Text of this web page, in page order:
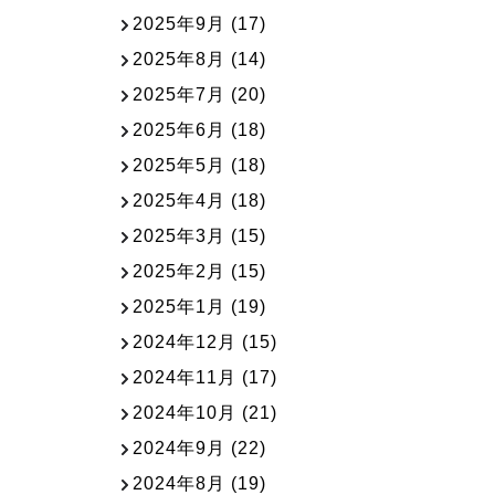
2025年9月 (17)
2025年8月 (14)
2025年7月 (20)
2025年6月 (18)
2025年5月 (18)
2025年4月 (18)
2025年3月 (15)
2025年2月 (15)
2025年1月 (19)
2024年12月 (15)
2024年11月 (17)
2024年10月 (21)
2024年9月 (22)
2024年8月 (19)